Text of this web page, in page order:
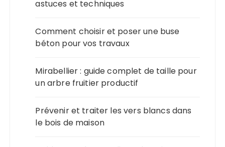
astuces et techniques
Comment choisir et poser une buse
béton pour vos travaux
Mirabellier : guide complet de taille pour
un arbre fruitier productif
Prévenir et traiter les vers blancs dans
le bois de maison